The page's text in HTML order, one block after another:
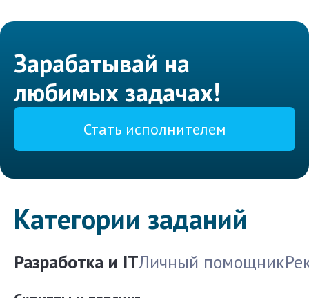
Зарабатывай на
любимых задачах!
Стать исполнителем
Категории заданий
Разработка и ITЛичный помощник